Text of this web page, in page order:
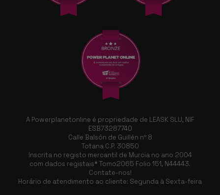
A Powerplanetonline é propriedade de LEASK SLU, NIF
ESB73287740
Calle Balsón de Guillén nº 8
Totana C.P. 30850
Inscrita no registo mercantil de Murcia no ano 2004
com dados registais* Tomo2065 Folio 151, N44443.
Contate-nos!
Horário de atendimento ao cliente: Segunda à Sexta-feira